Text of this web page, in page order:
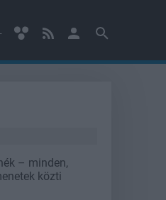
– minden,
közti